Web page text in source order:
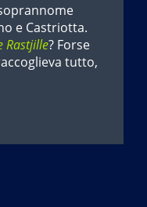
e Castriotta.
Rastjille? Forse
tutto,